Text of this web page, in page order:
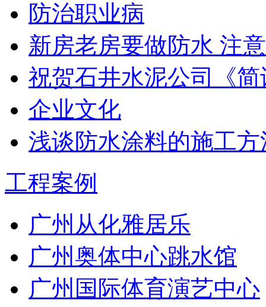
防治职业病
新房老房要做防水 注
祝贺石井水泥公司《
企业文化
浅谈防水涂料的施工
工程案例
广州从化雅居乐
广州奥体中心跳水馆
广州国际体育演艺中心